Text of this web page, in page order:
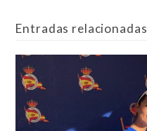
Entradas relacionadas